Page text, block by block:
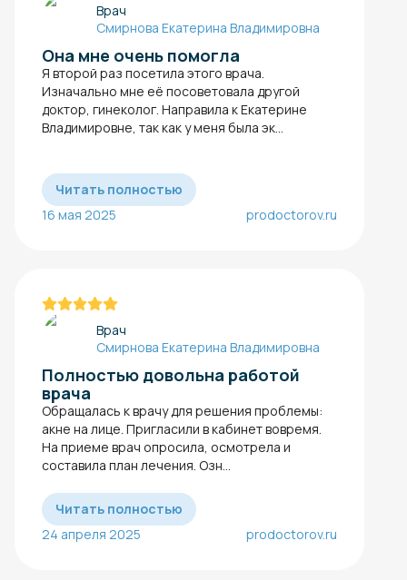
Врач
Смирнова Екатерина Владимировна
Она мне очень помогла
Я второй раз посетила этого врача.
Изначально мне её посоветовала другой
доктор, гинеколог. Направила к Екатерине
Владимировне, так как у меня была эк...
Читать полностью
16 мая 2025
prodoctorov.ru
Врач
Смирнова Екатерина Владимировна
Полностью довольна работой
врача
Обращалась к врачу для решения проблемы:
акне​ на лице. Пригласили в кабинет вовремя.
На приеме врач опросила, осмотрела и
составила план лечения. Озн...
Читать полностью
24 апреля 2025
prodoctorov.ru